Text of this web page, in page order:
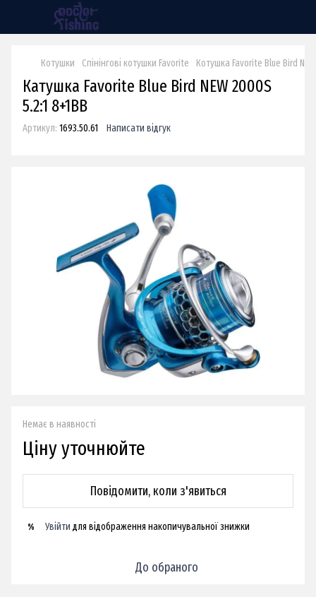
Котушки Спінінгові котушки Favorite Котушка Favorite Blue Bird NEW
Катушка Favorite Blue Bird NEW 2000S
5.2:1 8+1BB
Артикул: 1693.50.61 Написати відгук
Немає в наявності
Ціну уточнюйте
Повідомити, коли з'явиться
% Увійти для відображення накопичувальної знижки
До обраного